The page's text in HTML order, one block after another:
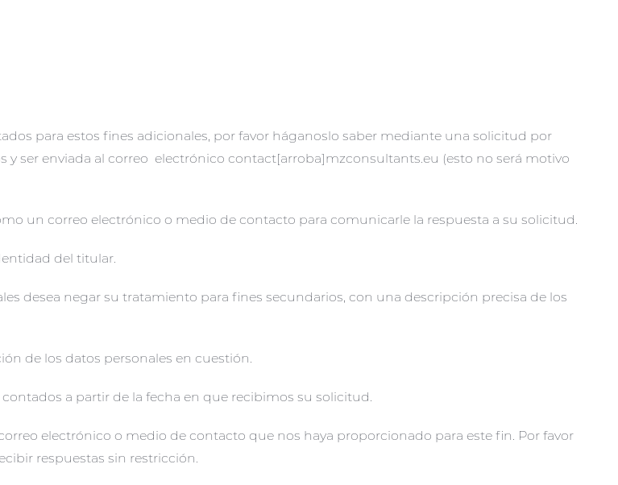
para estos fines adicionales, por favor háganoslo saber mediante una solicitud por
ser enviada al correo electrónico contact[arroba]mzconsultants.eu (esto no será motivo
un correo electrónico o medio de contacto para comunicarle la respuesta a su solicitud.
del titular.
desea negar su tratamiento para fines secundarios, con una descripción precisa de los
de los datos personales en cuestión.
a partir de la fecha en que recibimos su solicitud.
electrónico o medio de contacto que nos haya proporcionado para este fin. Por favor
respuestas sin restricción.